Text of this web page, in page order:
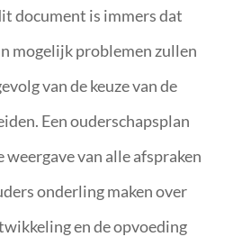
document is immers dat
mogelijk problemen zullen
van de keuze van de
Een ouderschapsplan
van alle afspraken
onderling maken over
en de opvoeding